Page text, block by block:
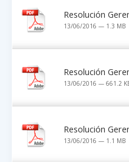
Resolución
13/06/2016 — 1.3 MB
Resolución
13/06/2016 — 661.2
Resolución
13/06/2016 — 1.1 MB